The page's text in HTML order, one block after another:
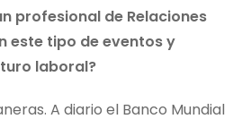
profesional de Relaciones
este tipo de eventos y
laboral?
A diario el Banco Mundial